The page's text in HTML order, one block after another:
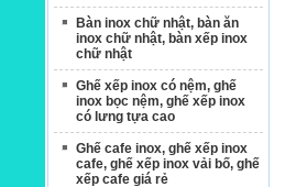
G10: Ghế inox xếp nệm .
Chi Cục Hải Quan Long Bình Tân
Bàn inox chữ nhật, bàn ăn
inox chữ nhật, bàn xếp inox
chữ nhật
Ghế xếp inox có nệm, ghế
inox bọc nệm, ghế xếp inox
có lưng tựa cao
Ghế cafe inox, ghế xếp inox
cafe, ghế xếp inox vải bố, ghế
xếp cafe giá rẻ